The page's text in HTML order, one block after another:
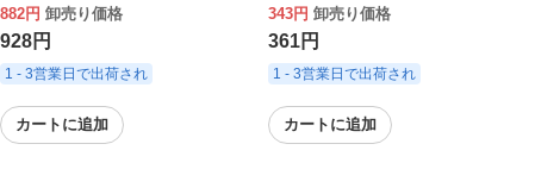
882円 卸売り価格
928円
1 - 3営業日で出荷され
カートに追加
ン
343円 卸売り価格
361円
1 - 3営業日で出荷され
カートに追加